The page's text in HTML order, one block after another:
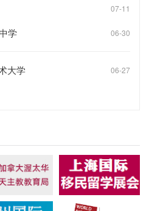
07-11
学 06-30
大学 06-27